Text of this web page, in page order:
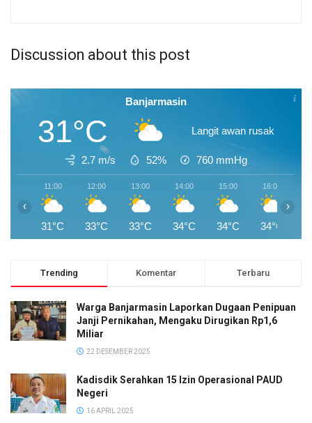
Discussion about this post
Banjarmasin
31°C Langit awan rusak
2.7 m/s 52% 760 mmHg
11:00
31°C
12:00
33°C
13:00
33°C
14:00
34°C
15:00
34°C
16:00
34°C
‹ ›
Trending Komentar Terbaru
Warga Banjarmasin Laporkan Dugaan Penipuan
Janji Pernikahan, Mengaku Dirugikan Rp1,6
Miliar
22 DESEMBER 2025
Kadisdik Serahkan 15 Izin Operasional PAUD
Negeri
16 APRIL 2025